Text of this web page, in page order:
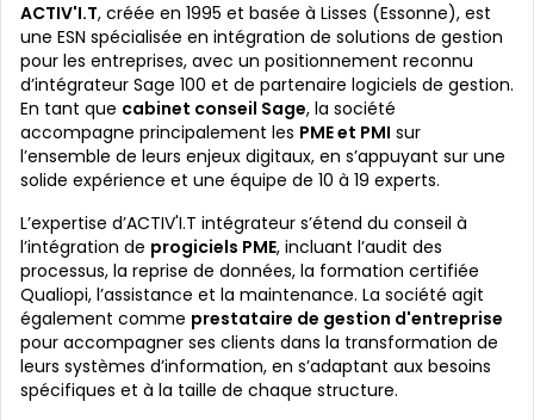
ACTIV'I.T, créée en 1995 et basée à Lisses (Essonne), est
une ESN spécialisée en intégration de solutions de gestion
pour les entreprises, avec un positionnement reconnu
d’intégrateur Sage 100 et de partenaire logiciels de gestion.
En tant que cabinet conseil Sage, la société
accompagne principalement les PME et PMI sur
l’ensemble de leurs enjeux digitaux, en s’appuyant sur une
solide expérience et une équipe de 10 à 19 experts.
L’expertise d’ACTIV'I.T intégrateur s’étend du conseil à
l’intégration de progiciels PME, incluant l’audit des
processus, la reprise de données, la formation certifiée
Qualiopi, l’assistance et la maintenance. La société agit
également comme prestataire de gestion d'entreprise
pour accompagner ses clients dans la transformation de
leurs systèmes d’information, en s’adaptant aux besoins
spécifiques et à la taille de chaque structure.